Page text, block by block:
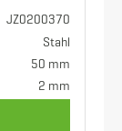
JZ0200370
Stahl
50 mm
2 mm